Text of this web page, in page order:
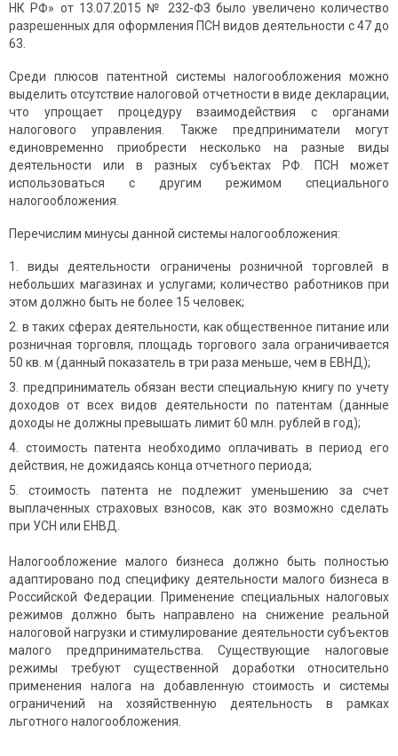
НК РФ» от 13.07.2015 № 232-ФЗ было увеличено количество
разрешенных для оформления ПСН видов деятельности с 47 до
63.
Среди плюсов патентной системы налогообложения можно
выделить отсутствие налоговой отчетности в виде декларации,
что упрощает процедуру взаимодействия с органами
налогового управления. Также предприниматели могут
единовременно приобрести несколько на разные виды
деятельности или в разных субъектах РФ. ПСН может
использоваться с другим режимом специального
налогообложения.
Перечислим минусы данной системы налогообложения:
виды деятельности ограничены розничной торговлей в
небольших магазинах и услугами; количество работников при
этом должно быть не более 15 человек;
в таких сферах деятельности, как общественное питание или
розничная торговля, площадь торгового зала ограничивается
50 кв. м (данный показатель в три раза меньше, чем в ЕВНД);
предприниматель обязан вести специальную книгу по учету
доходов от всех видов деятельности по патентам (данные
доходы не должны превышать лимит 60 млн. рублей в год);
стоимость патента необходимо оплачивать в период его
действия, не дожидаясь конца отчетного периода;
стоимость патента не подлежит уменьшению за счет
выплаченных страховых взносов, как это возможно сделать
при УСН или ЕНВД.
Налогообложение малого бизнеса должно быть полностью
адаптировано под специфику деятельности малого бизнеса в
Российской Федерации. Применение специальных налоговых
режимов должно быть направлено на снижение реальной
налоговой нагрузки и стимулирование деятельности субъектов
малого предпринимательства. Существующие налоговые
режимы требуют существенной доработки относительно
применения налога на добавленную стоимость и системы
ограничений на хозяйственную деятельность в рамках
льготного налогообложения.